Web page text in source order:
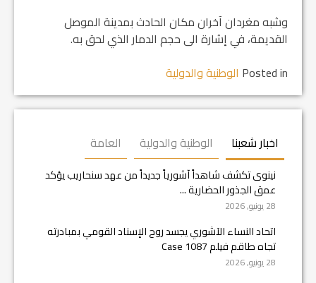
وشبه مغردان آخران مكان الحادث بمدينة الموصل
القديمة، في إشارة الى حجم الدمار الذي لحق به.
Posted in الوطنية والدولية
اخبار شعبنا الوطنية والدولية العامة
نينوى تكشف شاهداً آشورياً جديداً من عهد سنحاريب يؤكد
عمق الجذور الحضارية ...
28 يونيو, 2026
اتحاد النساء الآشوري يجسد روح الإسناد القومي بمبادرته
تجاه طاقم فيلم Case 1087
28 يونيو, 2026